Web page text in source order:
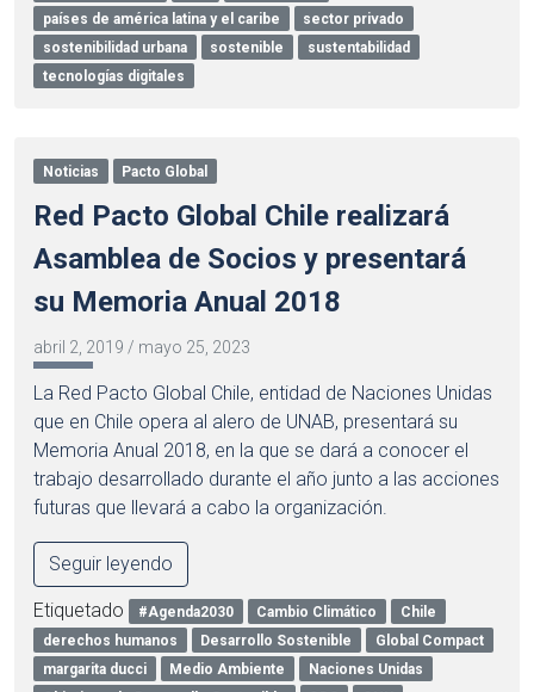
países de américa latina y el caribe
sector privado
sostenibilidad urbana
sostenible
sustentabilidad
tecnologías digitales
Noticias Pacto Global
Red Pacto Global Chile realizará
Asamblea de Socios y presentará
su Memoria Anual 2018
abril 2, 2019 / mayo 25, 2023
La Red Pacto Global Chile, entidad de Naciones Unidas
que en Chile opera al alero de UNAB, presentará su
Memoria Anual 2018, en la que se dará a conocer el
trabajo desarrollado durante el año junto a las acciones
futuras que llevará a cabo la organización.
Seguir leyendo
Etiquetado #Agenda2030 Cambio Climático
Chile
derechos humanos
Desarrollo Sostenible
Global Compact
margarita ducci
Medio Ambiente
Naciones Unidas